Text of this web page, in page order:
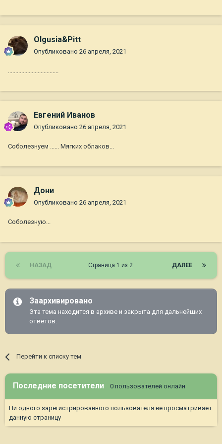
Olgusia&Pitt
Опубликовано 26 апреля, 2021
..................................
Евгений Иванов
Опубликовано 26 апреля, 2021
Соболезнуем ...... Мягких облаков...
Дони
Опубликовано 26 апреля, 2021
Соболезную...
НАЗАД ДАЛЕЕ
Страница 1 из 2
Заархивировано
Эта тема находится в архиве и закрыта для дальнейших
ответов.
Перейти к списку тем
Последние посетители 0 пользователей онлайн
Ни одного зарегистрированного пользователя не просматривает
данную страницу